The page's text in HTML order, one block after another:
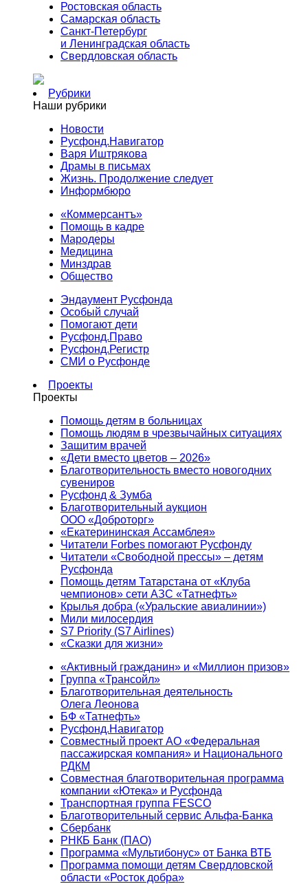
Ростовская область
Самарская область
Санкт-Петербург
и Ленинградская область
Свердловская область
Рубрики
Наши рубрики
Новости
Русфонд.Навигатор
Варя Иштрякова
Драмы в письмах
Жизнь. Продолжение следует
Информбюро
«Коммерсантъ»
Помощь в кадре
Мародеры
Медицина
Минздрав
Общество
Эндаумент Русфонда
Особый случай
Помогают дети
Русфонд.Право
Русфонд.Регистр
СМИ о Русфонде
Проекты
Проекты
Помощь детям в больницах
Помощь людям в чрезвычайных ситуациях
Защитим врачей
«Дети вместо цветов – 2026»
Благотворительность вместо новогодних
сувениров
Русфонд & Зумба
Благотворительный аукцион
ООО «Доброторг»
«Екатерининская Ассамблея»
Читатели Forbes помогают Русфонду
Читатели «Свободной прессы» – детям
Русфонда
Помощь детям Татарстана от «Клуба
чемпионов» сети АЗС «Татнефть»
Крылья добра («Уральские авиалинии»)
Мили милосердия
S7 Priority (S7 Airlines)
«Сказки для жизни»
«Активный гражданин» и «Миллион призов»
Группа «Трансойл»
Благотворительная деятельность
Олега Леонова
БФ «Татнефть»
Русфонд.Навигатор
Совместный проект АО «Федеральная
пассажирская компания» и Национального
РДКМ
Совместная благотворительная программа
компании «Ютека» и Русфонда
Транспортная группа FESCO
Благотворительный сервис Альфа-Банка
Сбербанк
РНКБ Банк (ПАО)
Программа «Мультибонус» от Банка ВТБ
Программа помощи детям Свердловской
области «Росток добра»